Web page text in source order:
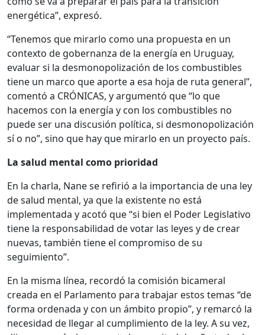
energética”, expresó.
“Tenemos que mirarlo como una propuesta en un
contexto de gobernanza de la energía en Uruguay,
evaluar si la desmonopolización de los combustibles
tiene un marco que aporte a esa hoja de ruta general”,
comentó a CRÓNICAS, y argumentó que “lo que
hacemos con la energía y con los combustibles no
puede ser una discusión política, si desmonopolización
sí o no”, sino que hay que mirarlo en un proyecto país.
La salud mental como prioridad
En la charla, Nane se refirió a la importancia de una ley
de salud mental, ya que la existente no está
implementada y acotó que “si bien el Poder Legislativo
tiene la responsabilidad de votar las leyes y de crear
nuevas, también tiene el compromiso de su
seguimiento”.
En la misma línea, recordó la comisión bicameral
creada en el Parlamento para trabajar estos temas “de
forma ordenada y con un ámbito propio”, y remarcó la
necesidad de llegar al cumplimiento de la ley. A su vez,